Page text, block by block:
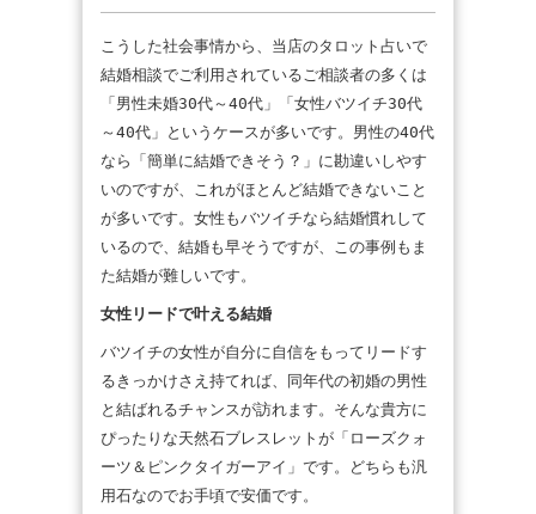
こうした社会事情から、当店のタロット占いで
結婚相談でご利用されているご相談者の多くは
「男性未婚30代～40代」「女性バツイチ30代
～40代」というケースが多いです。男性の40代
なら「簡単に結婚できそう？」に勘違いしやす
いのですが、これがほとんど結婚できないこと
が多いです。女性もバツイチなら結婚慣れして
いるので、結婚も早そうですが、この事例もま
た結婚が難しいです。
女性リードで叶える結婚
バツイチの女性が自分に自信をもってリードす
るきっかけさえ持てれば、同年代の初婚の男性
と結ばれるチャンスが訪れます。そんな貴方に
ぴったりな天然石ブレスレットが「ローズクォ
ーツ＆ピンクタイガーアイ」です。どちらも汎
用石なのでお手頃で安価です。